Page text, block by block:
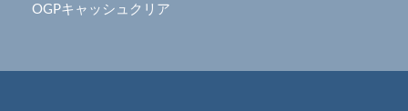
OGPキャッシュクリア